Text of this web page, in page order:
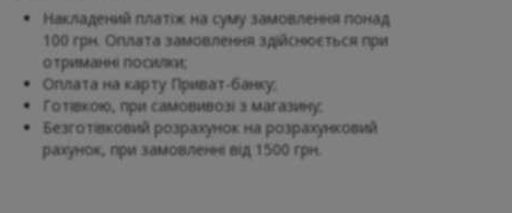
Накладений платіж на суму замовлення понад
100 грн. Оплата замовлення здійснюється при
отриманні посилки;
Оплата на карту Приват-банку;
Готівкою, при самовивозі з магазину;
Безготівковий розрахунок на розрахунковий
рахунок, при замовленні від 1500 грн.